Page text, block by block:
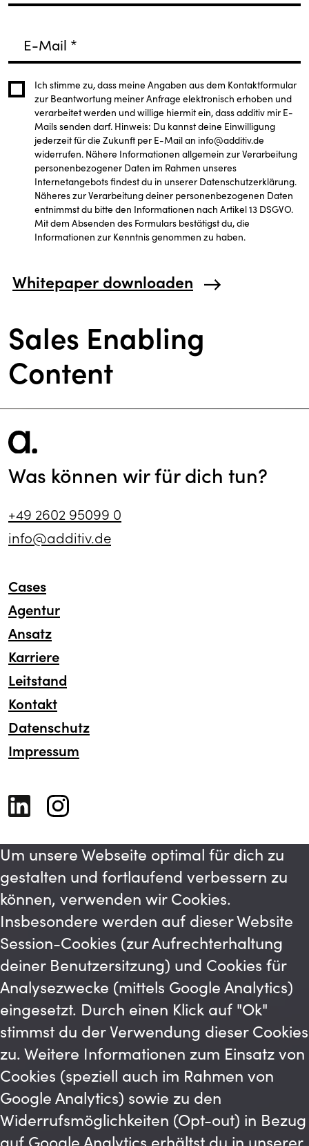
E-Mail *
Ich stimme zu, dass meine Angaben aus dem Kontaktformular
zur Beantwortung meiner Anfrage elektronisch erhoben und
verarbeitet werden und willige hiermit ein, dass additiv mir E-
Mails senden darf. Hinweis: Du kannst deine Einwilligung
jederzeit für die Zukunft per E-Mail an info@additiv.de
widerrufen. Nähere Informationen allgemein zur Verarbeitung
personenbezogener Daten im Rahmen unseres
Internetangebots findest du in unserer Datenschutzerklärung.
Näheres zur Verarbeitung deiner personenbezogenen Daten
entnimmst du bitte den Informationen nach Artikel 13 DSGVO.
Mit dem Absenden des Formulars bestätigst du, die
Informationen zur Kenntnis genommen zu haben.
Whitepaper downloaden
Sales Enabling
Content
Was können wir für dich tun?
+49 2602 95099 0
info@additiv.de
Cases
Agentur
Ansatz
Karriere
Leitstand
Kontakt
Datenschutz
Impressum
Um unsere Webseite optimal für dich zu
gestalten und fortlaufend verbessern zu
können, verwenden wir Cookies.
Insbesondere werden auf dieser Website
Session-Cookies (zur Aufrechterhaltung
deiner Benutzersitzung) und Cookies für
Analysezwecke (mittels Google Analytics)
eingesetzt. Durch einen Klick auf "Ok"
stimmst du der Verwendung dieser Cookies
zu. Weitere Informationen zum Einsatz von
Cookies (speziell auch im Rahmen von
Google Analytics) sowie zu den
Widerrufsmöglichkeiten (Opt-out) in Bezug